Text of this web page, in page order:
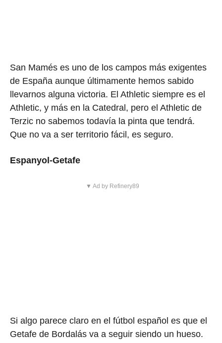
San Mamés es uno de los campos más exigentes
de España aunque últimamente hemos sabido
llevarnos alguna victoria. El Athletic siempre es el
Athletic, y más en la Catedral, pero el Athletic de
Terzic no sabemos todavía la pinta que tendrá.
Que no va a ser territorio fácil, es seguro.
Espanyol-Getafe
▼ Ad by Refinery89
Si algo parece claro en el fútbol español es que el
Getafe de Bordalás va a seguir siendo un hueso.